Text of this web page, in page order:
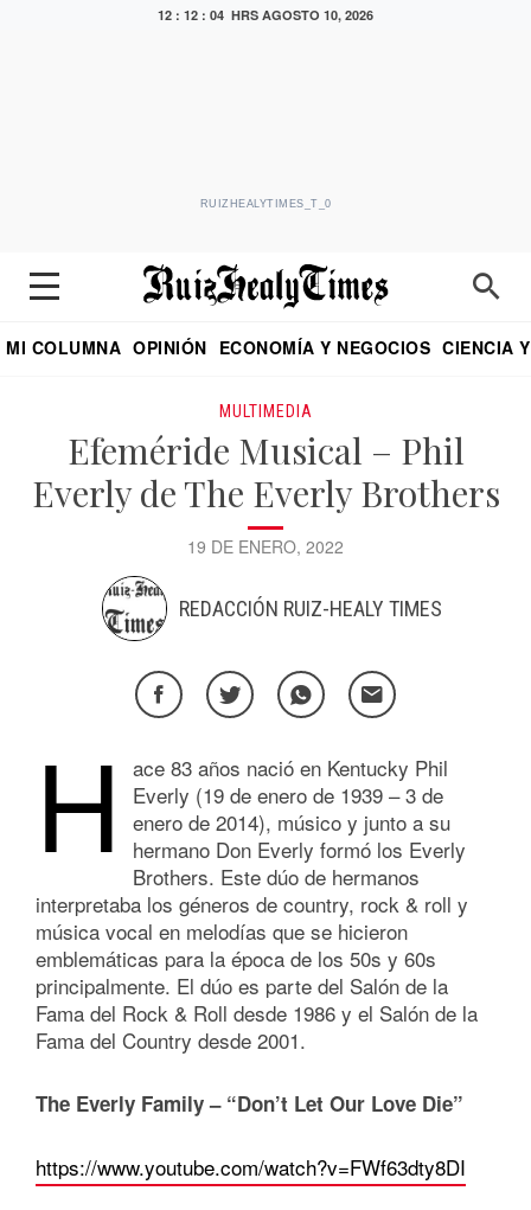
12 : 12 : 04 HRS AGOSTO 10, 2026
RUIZHEALYTIMES_T_0
MI COLUMNA OPINIÓN ECONOMÍA Y NEGOCIOS CIENCIA
MULTIMEDIA
Efeméride Musical – Phil
Everly de The Everly Brothers
19 DE ENERO, 2022
REDACCIÓN RUIZ-HEALY TIMES
H
ace 83 años nació en Kentucky Phil
Everly (19 de enero de 1939 – 3 de
enero de 2014), músico y junto a su
hermano Don Everly formó los Everly
Brothers. Este dúo de hermanos
interpretaba los géneros de country, rock & roll y
música vocal en melodías que se hicieron
emblemáticas para la época de los 50s y 60s
principalmente. El dúo es parte del Salón de la
Fama del Rock & Roll desde 1986 y el Salón de la
Fama del Country desde 2001.
The Everly Family – “Don’t Let Our Love Die”
https://www.youtube.com/watch?v=FWf63dty8DI